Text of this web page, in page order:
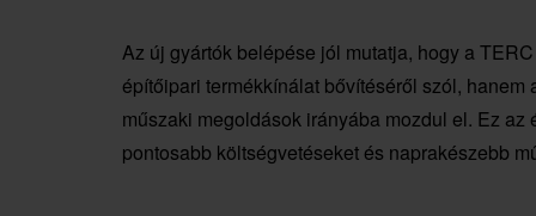
Az új gyártók belépése jól mutatja, hogy a
építőipari termékkínálat bővítéséről szól,
műszaki megoldások irányába mozdul el. Ez
pontosabb költségvetéseket és naprakészebb